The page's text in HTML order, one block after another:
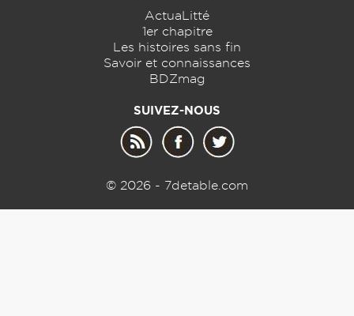
ActuaLitté
1er chapitre
Les histoires sans fin
Savoir et connaissances
BDZmag
SUIVEZ-NOUS
© 2026 - 7detable.com